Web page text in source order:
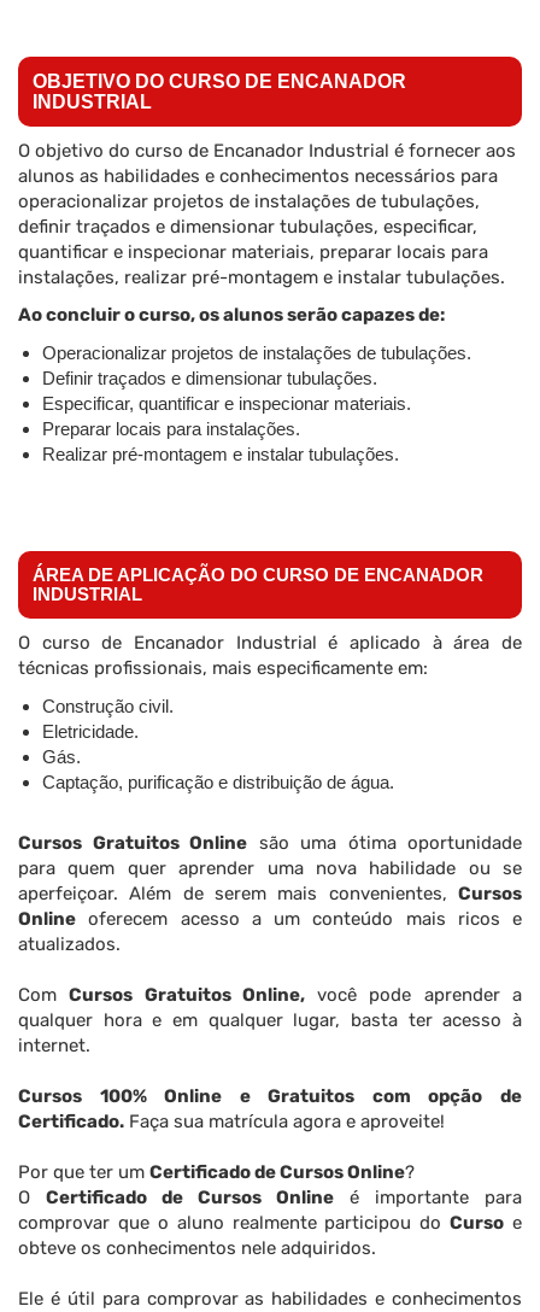
OBJETIVO DO CURSO DE ENCANADOR
INDUSTRIAL
O objetivo do curso de Encanador Industrial é fornecer aos
alunos as habilidades e conhecimentos necessários para
operacionalizar projetos de instalações de tubulações,
definir traçados e dimensionar tubulações, especificar,
quantificar e inspecionar materiais, preparar locais para
instalações, realizar pré-montagem e instalar tubulações.
Ao concluir o curso, os alunos serão capazes de:
Operacionalizar projetos de instalações de tubulações.
Definir traçados e dimensionar tubulações.
Especificar, quantificar e inspecionar materiais.
Preparar locais para instalações.
Realizar pré-montagem e instalar tubulações.
ÁREA DE APLICAÇÃO DO CURSO DE ENCANADOR
INDUSTRIAL
O curso de Encanador Industrial é aplicado à área de
técnicas profissionais, mais especificamente em:
Construção civil.
Eletricidade.
Gás.
Captação, purificação e distribuição de água.
Cursos Gratuitos Online são uma ótima oportunidade
para quem quer aprender uma nova habilidade ou se
aperfeiçoar. Além de serem mais convenientes, Cursos
Online oferecem acesso a um conteúdo mais ricos e
atualizados.
ComCursos Gratuitos Online,você pode aprender a
qualquer hora e em qualquer lugar, basta ter acesso à
internet.
Cursos 100% Online e Gratuitos com opção de
Certificado. Faça sua matrícula agora e aproveite!
Por que ter um Certificado de Cursos Online?
O Certificado de Cursos Online é importante para
comprovar que o aluno realmente participou doCurso e
obteve os conhecimentos nele adquiridos.
Ele é útil para comprovar as habilidades e conhecimentos